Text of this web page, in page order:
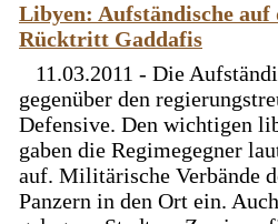
Libyen: Aufständische
Rücktritt Gaddafis
11.03.2011 - Die
gegenüber den
Defensive. Den wichtigen
gaben die Regimegegner
auf. Militärische Verbände
Panzern in den Ort ein.